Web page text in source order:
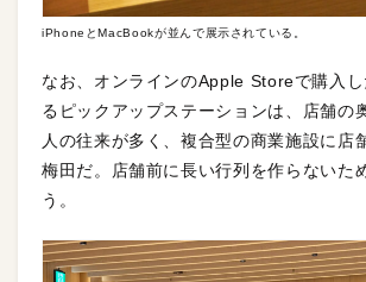
iPhoneとMacBookが並んで展示されている。
なお、オンラインのApple Storeで購入
るピックアップステーションは、店舗の
人の往来が多く、複合型の商業施設に店
梅田だ。店舗前に長い行列を作らないた
う。